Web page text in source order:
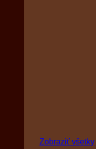
Zobraziť všetky